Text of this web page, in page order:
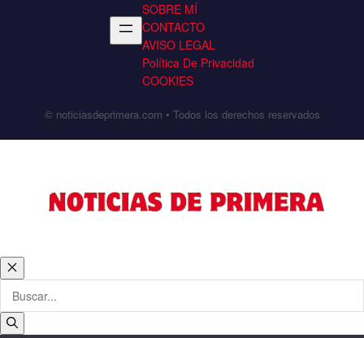
SOBRE MÍ
CONTACTO
AVISO LEGAL
Política De Privacidad
COOKIES
© noticiasdeprimera.com • Todos los derechos reservados
Cerrar
Buscar: